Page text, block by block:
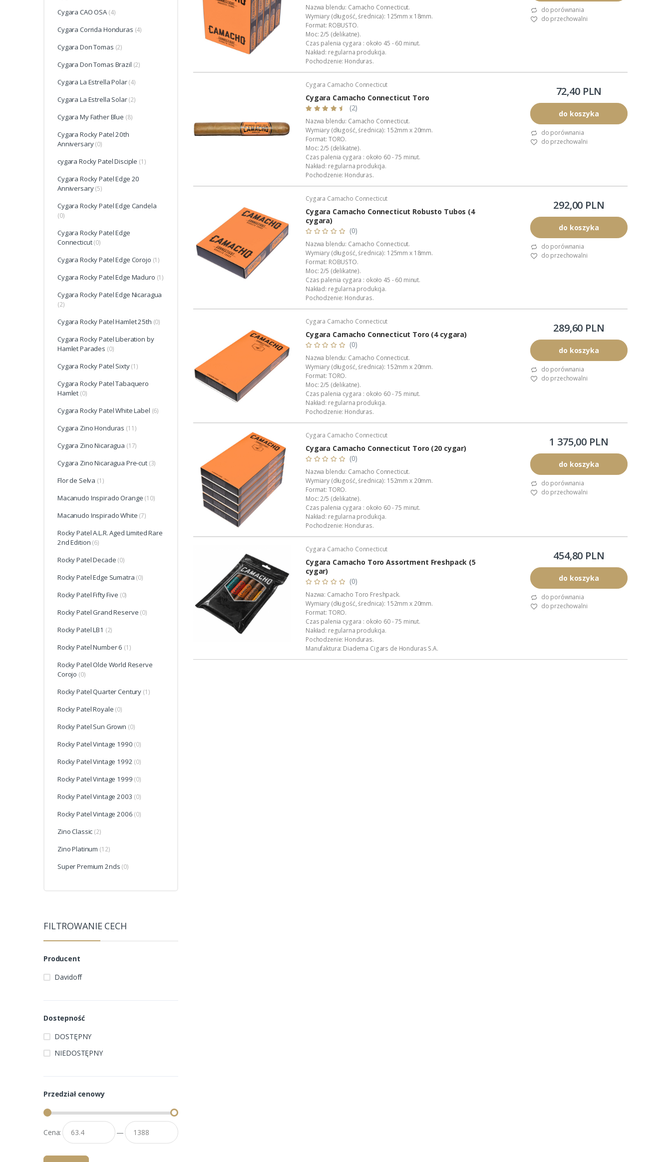
Cygara CAO OSA (4)
Cygara Corrida Honduras (4)
Cygara Don Tomas (2)
Cygara Don Tomas Brazil (2)
Cygara La Estrella Polar (4)
Cygara La Estrella Solar (2)
Cygara My Father Blue (8)
Cygara Rocky Patel 20th
Anniversary (0)
cygara Rocky Patel Disciple (1)
Cygara Rocky Patel Edge 20
Anniversary (5)
Cygara Rocky Patel Edge Candela
(0)
Cygara Rocky Patel Edge
Connecticut (0)
Cygara Rocky Patel Edge Corojo (1)
Cygara Rocky Patel Edge Maduro (1)
Cygara Rocky Patel Edge Nicaragua
(2)
Cygara Rocky Patel Hamlet 25th (0)
Cygara Rocky Patel Liberation by
Hamlet Parades (0)
Cygara Rocky Patel Sixty (1)
Cygara Rocky Patel Tabaquero
Hamlet (0)
Cygara Rocky Patel White Label (6)
Cygara Zino Honduras (11)
Cygara Zino Nicaragua (17)
Cygara Zino Nicaragua Pre-cut (3)
Flor de Selva (1)
Macanudo Inspirado Orange (10)
Macanudo Inspirado White (7)
Rocky Patel A.L.R. Aged Limited Rare
2nd Edition (6)
Rocky Patel Decade (0)
Rocky Patel Edge Sumatra (0)
Rocky Patel Fifty Five (0)
Rocky Patel Grand Reserve (0)
Rocky Patel LB1 (2)
Rocky Patel Number 6 (1)
Rocky Patel Olde World Reserve
Corojo (0)
Rocky Patel Quarter Century (1)
Rocky Patel Royale (0)
Rocky Patel Sun Grown (0)
Rocky Patel Vintage 1990 (0)
Rocky Patel Vintage 1992 (0)
Rocky Patel Vintage 1999 (0)
Rocky Patel Vintage 2003 (0)
Rocky Patel Vintage 2006 (0)
Zino Classic (2)
Zino Platinum (12)
Super Premium 2nds (0)
FILTROWANIE CECH
Producent
Davidoff
Dostepność
DOSTĘPNY
NIEDOSTĘPNY
Przedział cenowy
Cena: —
Nazwa blendu: Camacho Connecticut.
Wymiary (długość, średnica): 125mm x 18mm.
Format: ROBUSTO.
Moc: 2/5 (delikatne).
Czas palenia cygara : około 45 - 60 minut.
Nakład: regularna produkcja.
Pochodzenie: Honduras.
Manufaktura: Diadema Cigars de Honduras S.A.
Wyłączna dystrybucja w Polsce: Akan Tobacco.
Opakowanie: aluminiowa, lakierowana tuba.
Podana wartość to: cena za...
do porównania
do przechowalni
Cygara Camacho Connecticut
Cygara Camacho Connecticut Toro
(2)
Nazwa blendu: Camacho Connecticut.
Wymiary (długość, średnica): 152mm x 20mm.
Format: TORO.
Moc: 2/5 (delikatne).
Czas palenia cygara : około 60 - 75 minut.
Nakład: regularna produkcja.
Pochodzenie: Honduras.
Manufaktura: Diadema Cigars de Honduras S.A.
Wyłączna dystrybucja w Polsce: Akan Tobacco.
Opakowanie: foliowa koszulka.
Podana wartość to: cena za jedno cygaro.
72,40 PLN
do koszyka
do porównania
do przechowalni
Cygara Camacho Connecticut
Cygara Camacho Connecticut Robusto Tubos (4
cygara)
(0)
Nazwa blendu: Camacho Connecticut.
Wymiary (długość, średnica): 125mm x 18mm.
Format: ROBUSTO.
Moc: 2/5 (delikatne).
Czas palenia cygara : około 45 - 60 minut.
Nakład: regularna produkcja.
Pochodzenie: Honduras.
Manufaktura: Diadema Cigars de Honduras S.A.
Wyłączna dystrybucja w Polsce: Akan Tobacco.
Opakowanie: aluminiowa, lakierowana tuba.
Podana wartość to: cena za...
292,00 PLN
do koszyka
do porównania
do przechowalni
Cygara Camacho Connecticut
Cygara Camacho Connecticut Toro (4 cygara)
(0)
Nazwa blendu: Camacho Connecticut.
Wymiary (długość, średnica): 152mm x 20mm.
Format: TORO.
Moc: 2/5 (delikatne).
Czas palenia cygara : około 60 - 75 minut.
Nakład: regularna produkcja.
Pochodzenie: Honduras.
Manufaktura: Diadema Cigars de Honduras S.A.
Wyłączna dystrybucja w Polsce: Akan Tobacco.
Opakowanie: foliowa koszulka.
Podana wartość to: cena za 4 cygara.
289,60 PLN
do koszyka
do porównania
do przechowalni
Cygara Camacho Connecticut
Cygara Camacho Connecticut Toro (20 cygar)
(0)
Nazwa blendu: Camacho Connecticut.
Wymiary (długość, średnica): 152mm x 20mm.
Format: TORO.
Moc: 2/5 (delikatne).
Czas palenia cygara : około 60 - 75 minut.
Nakład: regularna produkcja.
Pochodzenie: Honduras.
Manufaktura: Diadema Cigars de Honduras S.A.
Wyłączna dystrybucja w Polsce: Akan Tobacco.
Opakowanie: foliowa koszulka.
Podana wartość to: cena za 20 cygar.
1 375,00 PLN
do koszyka
do porównania
do przechowalni
Cygara Camacho Connecticut
Cygara Camacho Toro Assortment Freshpack (5
cygar)
(0)
Nazwa: Camacho Toro Freshpack.
Wymiary (długość, średnica): 152mm x 20mm.
Format: TORO.
Czas palenia cygara : około 60 - 75 minut.
Nakład: regularna produkcja.
Pochodzenie: Honduras.
Manufaktura: Diadema Cigars de Honduras S.A.
Polska premiera: luty 2026.
454,80 PLN
do koszyka
do porównania
do przechowalni